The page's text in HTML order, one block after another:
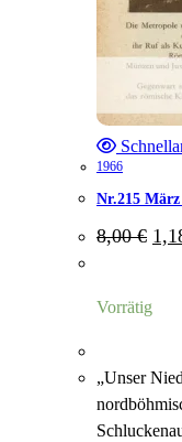
1966
Nr.215 März
8,00€
Preis
Vorrätig
„Unser